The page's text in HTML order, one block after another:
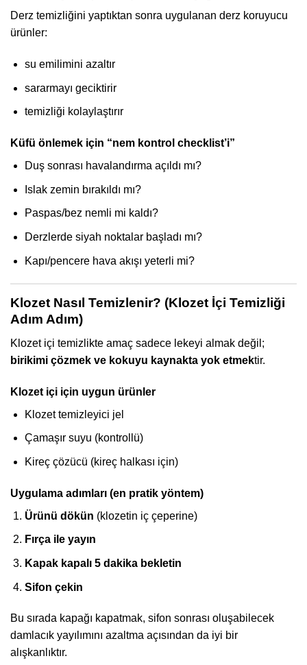
Derz temizliğini yaptıktan sonra uygulanan derz koruyucu
ürünler:
su emilimini azaltır
sararmayı geciktirir
temizliği kolaylaştırır
Küfü önlemek için “nem kontrol checklist’i”
Duş sonrası havalandırma açıldı mı?
Islak zemin bırakıldı mı?
Paspas/bez nemli mi kaldı?
Derzlerde siyah noktalar başladı mı?
Kapı/pencere hava akışı yeterli mi?
Klozet Nasıl Temizlenir? (Klozet İçi Temizliği
Adım Adım)
Klozet içi temizlikte amaç sadece lekeyi almak değil;
birikimi çözmek ve kokuyu kaynakta yok etmektir.
Klozet içi için uygun ürünler
Klozet temizleyici jel
Çamaşır suyu (kontrollü)
Kireç çözücü (kireç halkası için)
Uygulama adımları (en pratik yöntem)
Ürünü dökün (klozetin iç çeperine)
Fırça ile yayın
Kapak kapalı 5 dakika bekletin
Sifon çekin
Bu sırada kapağı kapatmak, sifon sonrası oluşabilecek
damlacık yayılımını azaltma açısından da iyi bir
alışkanlıktır.